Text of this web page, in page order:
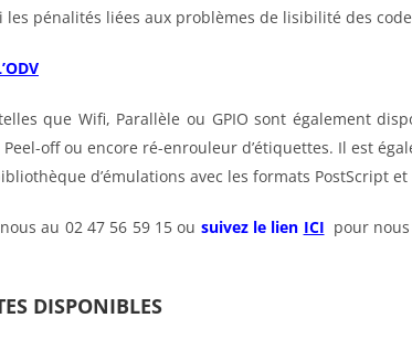
les pénalités liées aux problèmes de lisibilité des
que Wifi, Parallèle ou GPIO sont également
off ou encore ré-enrouleur d’étiquettes. Il est
d’émulations avec les formats PostScript et
au 02 47 56 59 15 ou suivez le lien ICI pour
DISPONIBLES